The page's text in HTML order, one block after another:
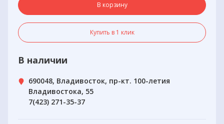
В корзину
Купить в 1 клик
В наличии
690048, Владивосток, пр-кт. 100-летия
Владивостока, 55
7(423) 271-35-37